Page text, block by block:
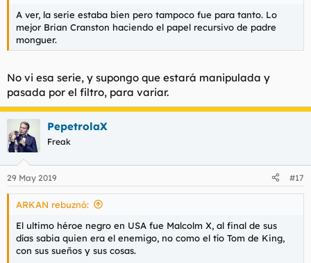
A ver, la serie estaba bien pero tampoco fue para tanto. Lo
mejor Brian Cranston haciendo el papel recursivo de padre
monguer.
No vi esa serie, y supongo que estará manipulada y
pasada por el filtro, para variar.
PepetrolaX
Freak
29 May 2019 #17
ARKAN rebuznó:
El ultimo héroe negro en USA fue Malcolm X, al final de sus
días sabia quien era el enemigo, no como el tío Tom de King,
con sus sueños y sus cosas.